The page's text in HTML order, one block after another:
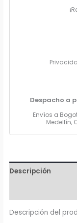
Despacho a
Envíos a
Medellín,
Descripción
Descripción del